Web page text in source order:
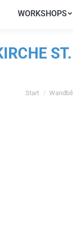
WORKSHOPS
Sie befinden
Start
WORKSHOPS